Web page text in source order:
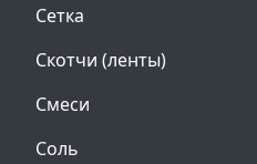
Сетка
Скотчи (ленты)
Смеси
Соль